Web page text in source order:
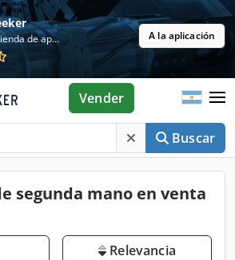
Gratis en la tienda de aplicaciones A la aplicación
Buscar
Vender
segunda mano en venta
Relevancia